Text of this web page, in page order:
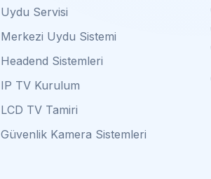
Uydu Servisi
Merkezi Uydu Sistemi
Headend Sistemleri
IP TV Kurulum
LCD TV Tamiri
Güvenlik Kamera Sistemleri